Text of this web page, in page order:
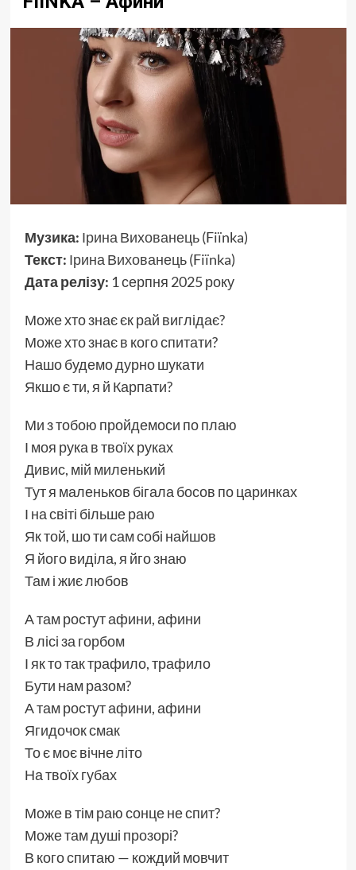
Музика: Ірина Вихованець(Fiïnka)
Текст: Ірина Вихованець(Fiïnka)
Дата релізу: 1 серпня 2025 року
Може хто знає єк рай виглідає?
Може хто знає в кого спитати?
Нашо будемо дурно шукати
Якшо є ти, я й Карпати?
Ми з тобою пройдемоси по плаю
І моя рука в твоїх руках
Дивис, мій миленький
Тут я маленьков бігала босов по царинках
І на світі більше раю
Як той, шо ти сам собі найшов
Я його виділа, я йго знаю
Там і жиє любов
А там ростут афини, афини
В лісі за горбом
І як то так трафило, трафило
Бути нам разом?
А там ростут афини, афини
Ягидочок смак
То є моє вічне літо
На твоїх губах
Може в тім раю сонце не спит?
Може там душі прозорі?
В кого спитаю — кождий мовчит